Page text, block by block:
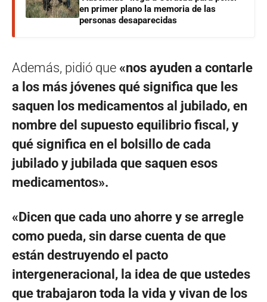
en primer plano la memoria de las
personas desaparecidas
Además, pidió que «nos ayuden a contarle
a los más jóvenes qué significa que les
saquen los medicamentos al jubilado, en
nombre del supuesto equilibrio fiscal, y
qué significa en el bolsillo de cada
jubilado y jubilada que saquen esos
medicamentos».
«Dicen que cada uno ahorre y se arregle
como pueda, sin darse cuenta de que
están destruyendo el pacto
intergeneracional, la idea de que ustedes
que trabajaron toda la vida y vivan de los